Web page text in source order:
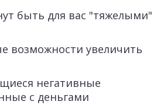
быть для вас "тяжелыми"
возможности увеличить
негативные
с деньгами